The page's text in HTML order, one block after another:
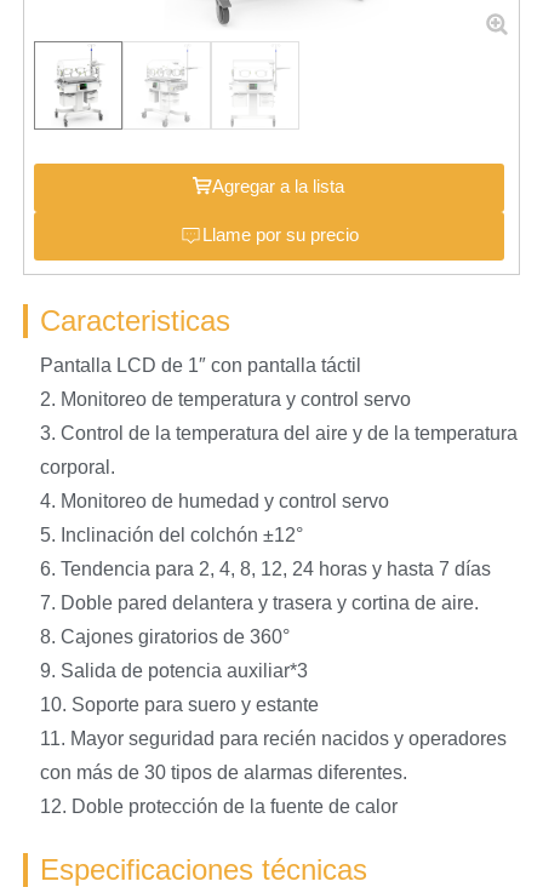
Agregar a la lista
Llame por su precio
Caracteristicas
Pantalla LCD de 1″ con pantalla táctil
2. Monitoreo de temperatura y control servo
3. Control de la temperatura del aire y de la temperatura
corporal.
4. Monitoreo de humedad y control servo
5. Inclinación del colchón ±12°
6. Tendencia para 2, 4, 8, 12, 24 horas y hasta 7 días
7. Doble pared delantera y trasera y cortina de aire.
8. Cajones giratorios de 360°
9. Salida de potencia auxiliar*3
10. Soporte para suero y estante
11. Mayor seguridad para recién nacidos y operadores
con más de 30 tipos de alarmas diferentes.
12. Doble protección de la fuente de calor
Especificaciones técnicas